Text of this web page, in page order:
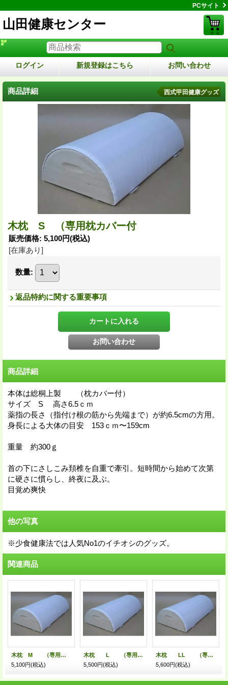
PCサイト
山田健康センター
ログイン 新規登録はこちら お問い合わせ
商品詳細 西式甲田健康グッズ
木枕 S （専用枕カバー付
販売価格: 5,100円(税込)
[在庫あり]
数量:
返品特約に関する重要事項
商品詳細
本体は総桐上製 （枕カバー付）
サイズ S 高さ6.5ｃｍ
薬指の長さ（指付け根の筋から先端まで）が約6.5cmの方用。
身長による大体の目安 153ｃｍ〜159cm
重量 約300ｇ
首の下にさしこみ頚椎を自重で牽引。短時間から始めて次第
に硬さに慣らし、終夜に及ぶ。
目覚め爽快
他の写真
※少食健康法では人気No1のイチオシのグッズ。
関連商品
木枕 M （専用枕カバー付）
5,100円(税込)
木枕 L （専用枕カバー付）
5,500円(税込)
木枕 LL （専用枕カバー付）
5,600円(税込)